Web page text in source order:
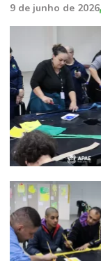
9 de junho de 2026